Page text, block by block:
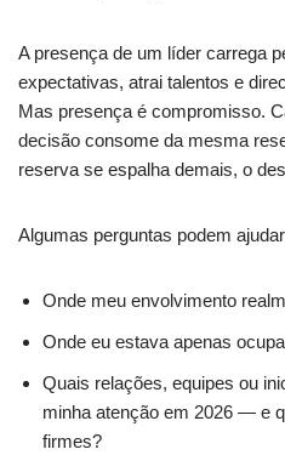
A presença de um líder carrega
expectativas, atrai talentos e
Mas presença é compromisso.
decisão consome da mesma
reserva se espalha demais, o
Algumas perguntas podem
Onde meu envolvimento
Onde eu estava apenas
Quais relações, equipes ou
minha atenção em 2026 — e
firmes?